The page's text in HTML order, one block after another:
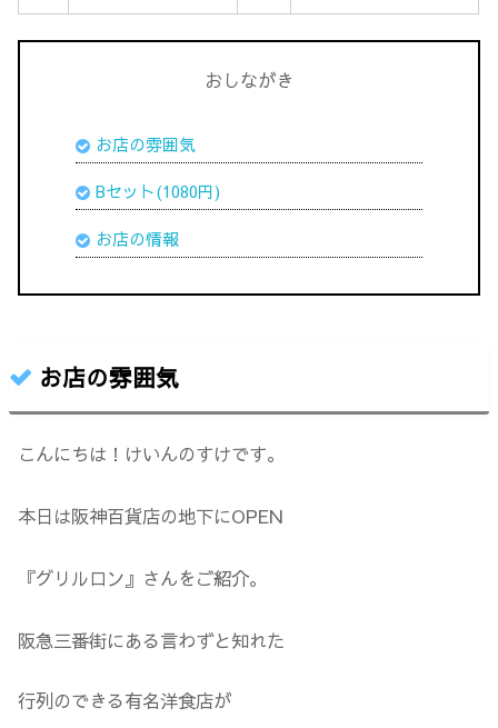
おしながき
お店の雰囲気
Bセット(1080円)
お店の情報
お店の雰囲気
こんにちは！けいんのすけです。
本日は阪神百貨店の地下にOPEN
『グリルロン』さんをご紹介。
阪急三番街にある言わずと知れた
行列のできる有名洋食店が